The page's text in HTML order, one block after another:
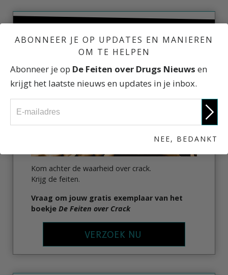
Kom achter de waarheid over crack.
Krijg de feiten.
Vraag om jouw gratis exemplaar van het
boekje De Feiten over Crack
VERZOEK NU
ABONNEER JE OP UPDATES EN MANIEREN
OM TE HELPEN
Abonneer je op De Feiten over Drugs Nieuws en
krijgt het laatste nieuws en updates in je inbox.
NEE, BEDANKT